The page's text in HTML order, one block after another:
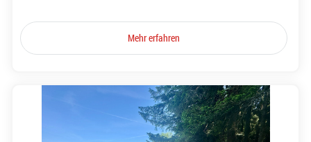
Mehr erfahren